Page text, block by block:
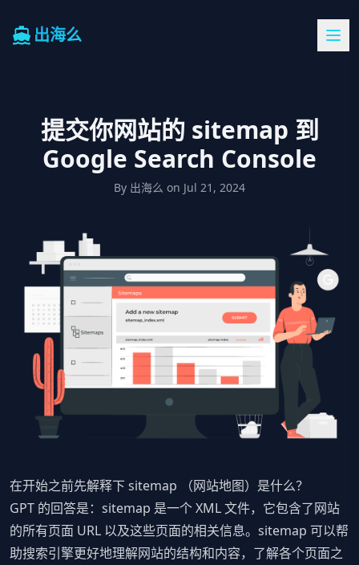
出海么
提交你网站的 sitemap 到
Google Search Console
By 出海么 on Jul 21, 2024
在开始之前先解释下 sitemap （网站地图）是什么？
GPT 的回答是：sitemap 是一个 XML 文件，它包含了网站
的所有页面 URL 以及这些页面的相关信息。sitemap 可以帮
助搜索引擎更好地理解网站的结构和内容，了解各个页面之